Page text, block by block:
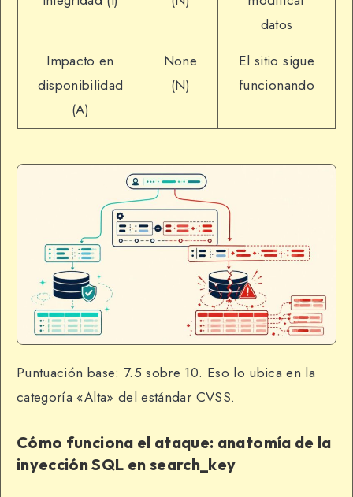
datos
Impacto en
disponibilidad
(A)
None
(N)
El sitio sigue
funcionando
Puntuación base: 7.5 sobre 10. Eso lo ubica en la
categoría «Alta» del estándar CVSS.
Cómo funciona el ataque: anatomía de la
inyección SQL en search_key